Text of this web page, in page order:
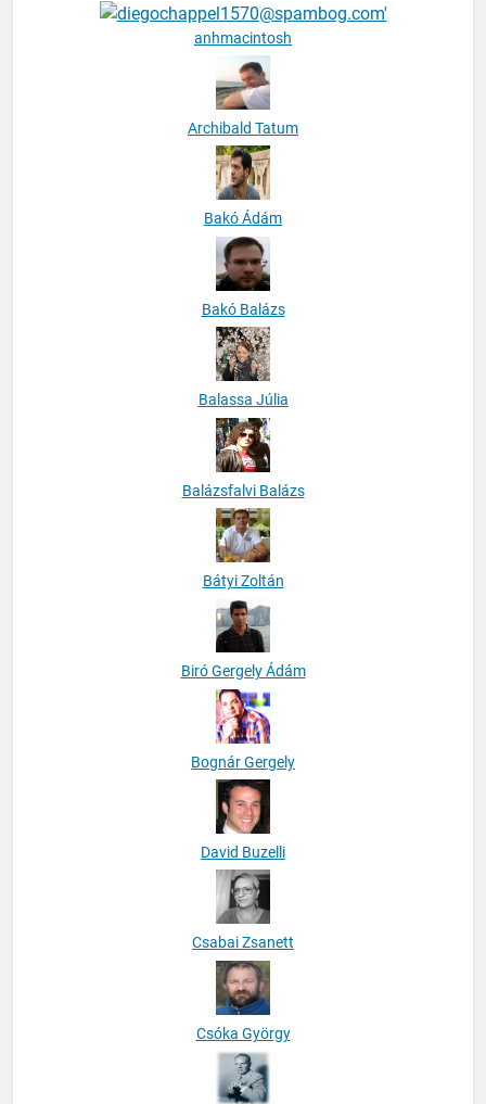
anhmacintosh
Archibald Tatum
Bakó Ádám
Bakó Balázs
Balassa Júlia
Balázsfalvi Balázs
Bátyi Zoltán
Biró Gergely Ádám
Bognár Gergely
David Buzelli
Csabai Zsanett
Csóka György